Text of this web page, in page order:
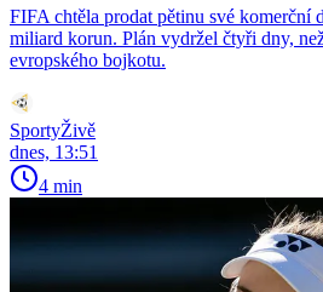
FIFA chtěla prodat pětinu své komerční
miliard korun. Plán vydržel čtyři dny,
evropského bojkotu.
SportyŽivě
dnes, 13:51
4 min